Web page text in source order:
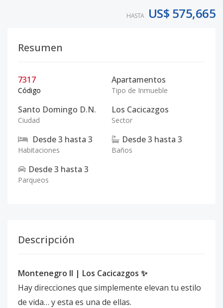
HASTA US$ 575,665
Resumen
7317
Código
Apartamentos
Tipo de Inmueble
Santo Domingo D.N.
Ciudad
Los Cacicazgos
Sector
Desde3 hasta 3
Habitaciones
Desde3 hasta 3
Baños
Desde3 hasta 3
Parqueos
Descripción
Montenegro II | Los Cacicazgos ✨
Hay direcciones que simplemente elevan tu estilo
de vida… y esta es una de ellas.